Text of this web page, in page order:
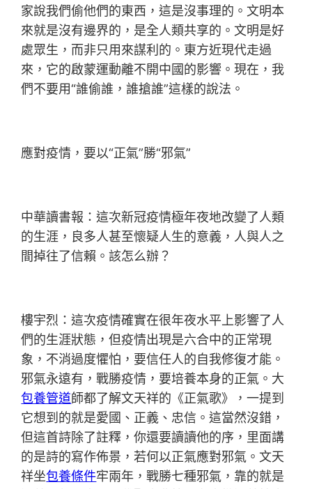
家說我們偷他們的東西，這是沒事理的。文明本
來就是沒有邊界的，是全人類共享的。文明是好
處眾生，而非只用來謀利的。東方近現代走過
來，它的啟蒙運動離不開中國的影響。現在，我
們不要用“誰偷誰，誰搶誰”這樣的說法。
應對疫情，要以“正氣”勝“邪氣”
中華讀書報：這次新冠疫情極年夜地改變了人類
的生涯，良多人甚至懷疑人生的意義，人與人之
間掉往了信賴。該怎么辦？
樓宇烈：這次疫情確實在很年夜水平上影響了人
們的生涯狀態，但疫情出現是六合中的正常現
象，不消過度懼怕，要信任人的自我修復才能。
邪氣永遠有，戰勝疫情，要培養本身的正氣。大
包養管道師都了解文天祥的《正氣歌》，一提到
它想到的就是愛國、正義、忠信。這當然沒錯，
但這首詩除了註釋，你還要讀讀他的序，里面講
的是詩的寫作佈景，若何以正氣應對邪氣。文天
祥坐包養條件牢兩年，戰勝七種邪氣，靠的就是